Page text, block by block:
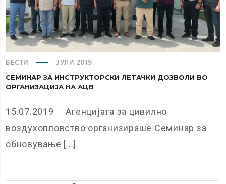
ВЕСТИ ЈУЛИ 2019
СЕМИНАР ЗА ИНСТРУКТОРСКИ ЛЕТАЧКИ ДОЗВОЛИ ВО
ОРГАНИЗАЦИЈА НА АЦВ
15.07.2019 Агенцијата за цивилно
воздухопловство организираше Семинар за
обновување [...]